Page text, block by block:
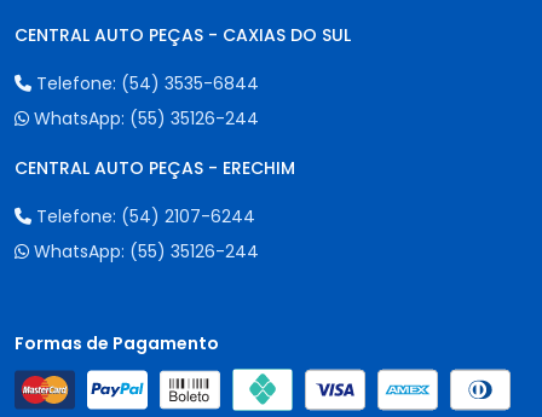
CENTRAL AUTO PEÇAS - CAXIAS DO SUL
Telefone: (54) 3535-6844
WhatsApp: (55) 35126-244
CENTRAL AUTO PEÇAS - ERECHIM
Telefone: (54) 2107-6244
WhatsApp: (55) 35126-244
Formas de Pagamento